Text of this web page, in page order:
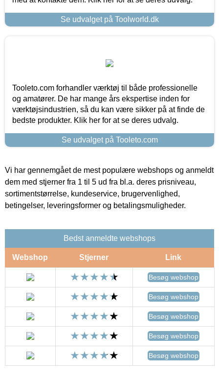
Se udvalget på Toolworld.dk
Tooleto.com forhandler værktøj til både professionelle
og amatører. De har mange års ekspertise inden for
værktøjsindustrien, så du kan være sikker på at finde de
bedste produkter. Klik her for at se deres udvalg.
Se udvalget på Tooleto.com
Vi har gennemgået de mest populære webshops og anmeldt
dem med stjerner fra 1 til 5 ud fra bl.a. deres prisniveau,
sortimentstørrelse, kundeservice, brugervenlighed,
betingelser, leveringsformer og betalingsmuligheder.
Bedst anmeldte webshops
Webshop Stjerner Link
Besøg webshop
Besøg webshop
Besøg webshop
Besøg webshop
Besøg webshop